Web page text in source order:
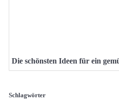
Die schönsten Ideen für ein
Schlagwörter